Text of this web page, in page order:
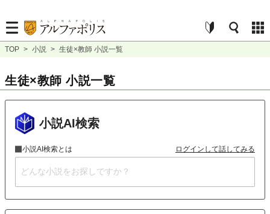
TOP > 小説 > 生徒×教師 小説一覧
生徒×教師 小説一覧
小説AI検索
小説AI検索とは ログインして話してみる